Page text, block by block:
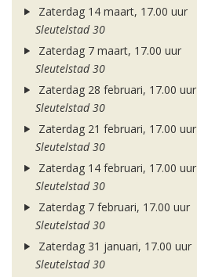
Zaterdag 14 maart, 17.00 uur
Sleutelstad 30
Zaterdag 7 maart, 17.00 uur
Sleutelstad 30
Zaterdag 28 februari, 17.00 uur
Sleutelstad 30
Zaterdag 21 februari, 17.00 uur
Sleutelstad 30
Zaterdag 14 februari, 17.00 uur
Sleutelstad 30
Zaterdag 7 februari, 17.00 uur
Sleutelstad 30
Zaterdag 31 januari, 17.00 uur
Sleutelstad 30